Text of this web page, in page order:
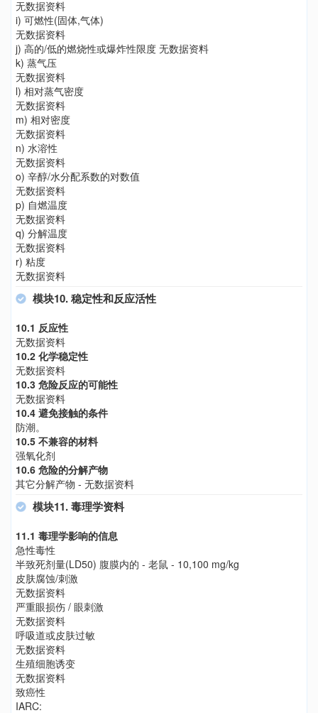
无数据资料
i) 可燃性(固体,气体)
无数据资料
j) 高的/低的燃烧性或爆炸性限度 无数据资料
k) 蒸气压
无数据资料
l) 相对蒸气密度
无数据资料
m) 相对密度
无数据资料
n) 水溶性
无数据资料
o) 辛醇/水分配系数的对数值
无数据资料
p) 自燃温度
无数据资料
q) 分解温度
无数据资料
r) 粘度
无数据资料
模块10. 稳定性和反应活性
10.1 反应性
无数据资料
10.2 化学稳定性
无数据资料
10.3 危险反应的可能性
无数据资料
10.4 避免接触的条件
防潮。
10.5 不兼容的材料
强氧化剂
10.6 危险的分解产物
其它分解产物 - 无数据资料
模块11. 毒理学资料
11.1 毒理学影响的信息
急性毒性
半致死剂量(LD50) 腹膜内的 - 老鼠 - 10,100 mg/kg
皮肤腐蚀/刺激
无数据资料
严重眼损伤 / 眼刺激
无数据资料
呼吸道或皮肤过敏
无数据资料
生殖细胞诱变
无数据资料
致癌性
IARC: